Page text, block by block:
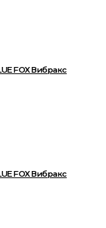
FOX Вибракс
FOX Вибракс